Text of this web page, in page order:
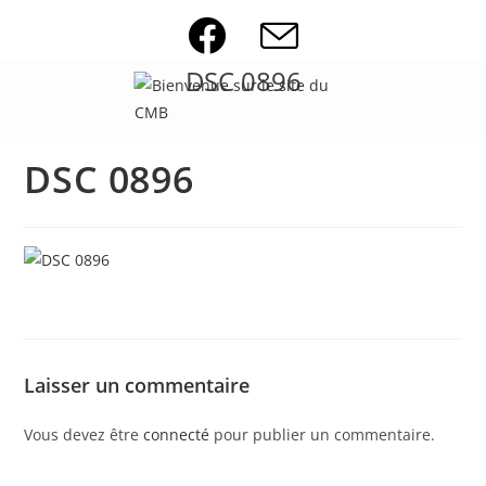
DSC 0896
DSC 0896
Laisser un commentaire
Vous devez êtreconnecté pour publier un commentaire.